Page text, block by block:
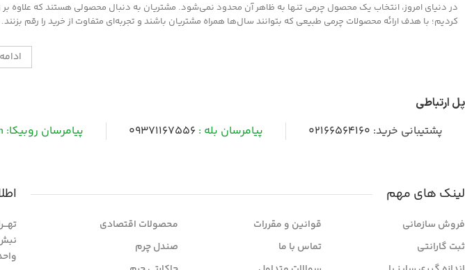
در دنیای امروز، انتخاب یک محصول چرمی تنها به ظاهر آن محدود نمی‌شود. مشتریان به دنبال محصولی هستند که علاوه بر
کردیم؛ با هدف ارائه محصولات چرمی طبیعی که بتوانند سال‌ها همراه مشتریان باشند و تجربه‌ای متفاوت از خرید را رقم بزنند.
پل ارتباطی
پشتیبانی خرید: 02166564160 پیامرسان بله : 09371167556 پیامرسان روبیکا: Mr_charm@
لینک های مهم
فروش سازمانی
ثبت گارانتی
قوانین و مقررات
تماس با ما
محصولات اقتصادی
صندل چرم
واحد 2